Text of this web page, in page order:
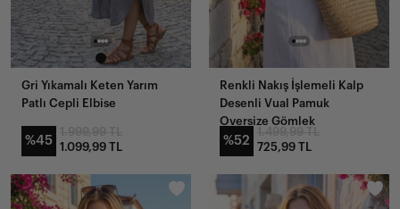
Gri Yıkamalı Keten Yarım
Patlı Cepli Elbise
%45
1.099,99 TL
Renkli Nakış İşlemeli Kalp
Desenli Vual Pamuk
Oversize Gömlek
%52
725,99 TL